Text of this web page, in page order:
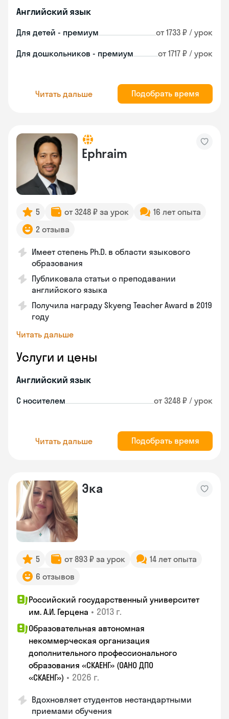
Английский язык
Для детей - премиум от 1733 ₽ / урок
Для дошкольников - премиум от 1717 ₽ / урок
Читать дальше Подобрать время
Ephraim
5 от 3248 ₽ за урок
16 лет опыта
2 отзыва
Имеет степень Ph.D. в области языкового
образования
Публиковала статьи о преподавании
английского языка
Получила награду Skyeng Teacher Award в 2019
году
Читать дальше
Услуги и цены
Английский язык
С носителем от 3248 ₽ / урок
Читать дальше Подобрать время
Эка
5 от 893 ₽ за урок
14 лет опыта
6 отзывов
Российский государственный университет
им. А.И. Герцена • 2013 г.
Образовательная автономная
некоммерческая организация
дополнительного профессионального
образования «СКАЕНГ» (ОАНО ДПО
«СКАЕНГ») • 2026 г.
Вдохновляет студентов нестандартными
приемами обучения